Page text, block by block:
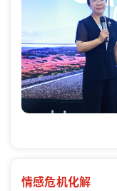
情感危机化解